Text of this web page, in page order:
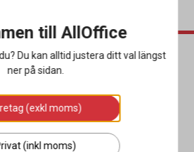
till AllOffice
Du kan alltid justera ditt val längst
ner på sidan.
(exkl moms)
(inkl moms)